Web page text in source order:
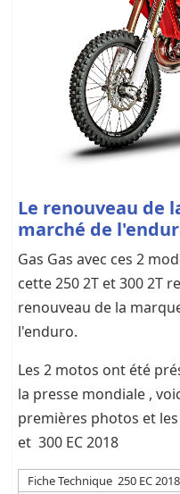
Le renouveau de
marché de
Gas Gas avec ces 2
cette 250 2T et 300 2T
renouveau de la
l'enduro.
Les 2 motos ont été
la presse mondiale ,
premières photos et
et 300 EC 2018
Fiche Technique 250 EC 2018